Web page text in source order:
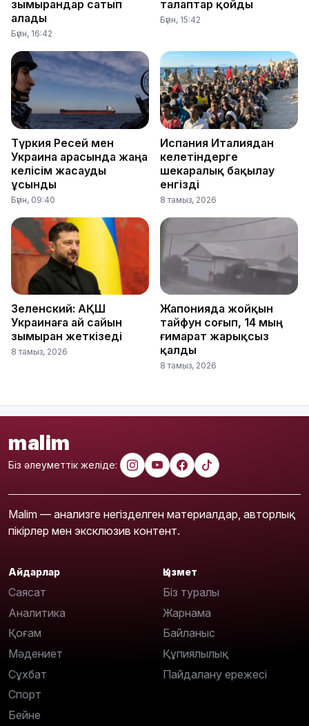
зымырандар сатып
алады
Бүгін, 16:42
талаптар қойды
Бүгін, 15:42
Түркия Ресей мен
Украина арасында жаңа
келісім жасауды
ұсынды
Бүгін, 09:40
Испания Италиядан
келетіндерге
шекаралық бақылау
енгізді
8 тамыз, 2026
Зеленский: АҚШ
Украинаға ай сайын
зымыран жеткізеді
8 тамыз, 2026
Жапонияда жойқын
тайфун соғып, 14 мың
ғимарат жарықсыз
қалды
8 тамыз, 2026
malim
Біз әлеуметтік желіде:
Malim — анализге негізделген материалдар, авторлық
пікірлер мен эксклюзив контент.
Айдарлар
Саясат
Аналитика
Қоғам
Мәдениет
Сұхбат
Спорт
Бейне
Қызмет
Біз туралы
Жарнама
Байланыс
Құпиялылық
Пайдалану ережесі